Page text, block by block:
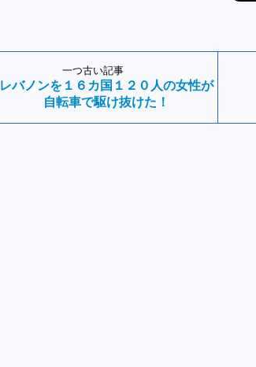
一つ古い記事
レバノンを１６カ国１２０人の女性が
自転車で駆け抜けた！